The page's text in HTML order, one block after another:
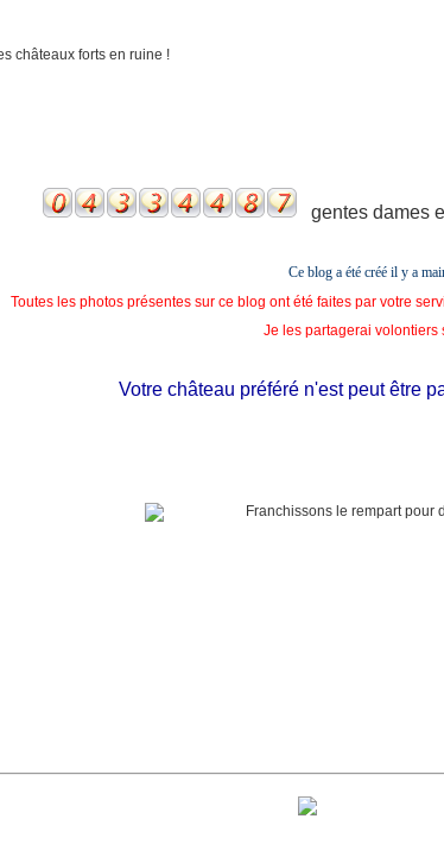
gentes dames
Ce blog a été créé il y a
Toutes les photos présentes sur ce blog ont été faites par votre
Je les partagerai volontiers
Votre château préféré n'est peut être